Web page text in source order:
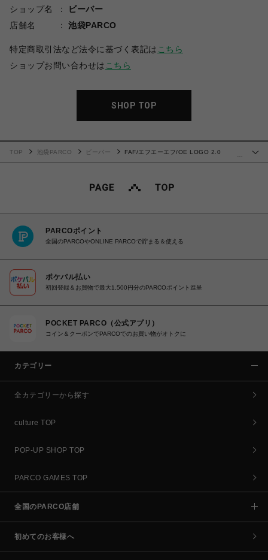
ショップ名
ビーバー
店舗名
池袋PARCO
特定商取引法など法令に基づく表記は こちら
ショップお問い合わせは こちら
SHOP TOP
TOP 池袋PARCO ビーバー
FAF/エフエーエフ/OE LOGO 2.0
PARCOポイント
全国のPARCOやONLINE PARCOで貯まる＆使える
ポケパル払い
初回登録＆お買物で最大1,500円分のPARCOポイント進呈
POCKET PARCO（公式アプリ）
コイン＆クーポンでPARCOでのお買い物がオトクに
カテゴリー
全カテゴリーから探す
culture TOP
POP-UP SHOP TOP
PARCO GAMES TOP
全国のPARCO店舗
初めてのお客様へ